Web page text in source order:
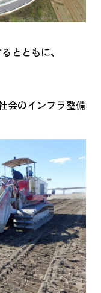
とともに、
会のインフラ整備